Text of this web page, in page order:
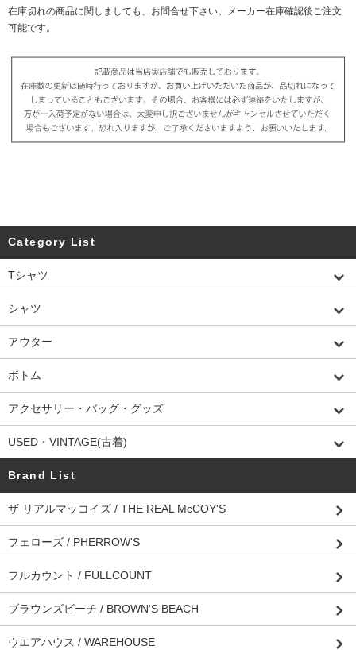
在庫切れの商品に関しましても、お問合せ下さい。メーカー在庫確認後ご注文
可能です。
Category List
Tシャツ
シャツ
アウター
ボトム
アクセサリー・バッグ・グッズ
USED・VINTAGE(古着)
Brand List
ザ リアルマッコイズ / THE REAL McCOY'S
フェローズ / PHERROW'S
フルカウント / FULLCOUNT
ブラウンズビーチ / BROWN'S BEACH
ウエアハウス / WAREHOUSE